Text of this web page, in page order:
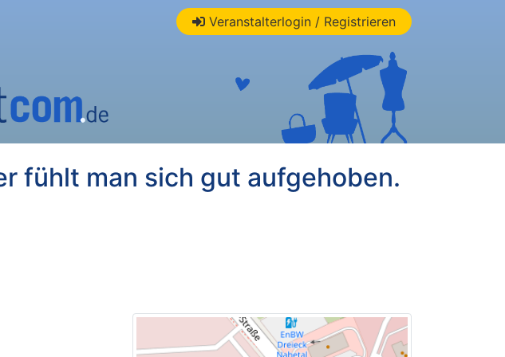
Veranstalterlogin / Registrieren
fühlt man sich gut aufgehoben.